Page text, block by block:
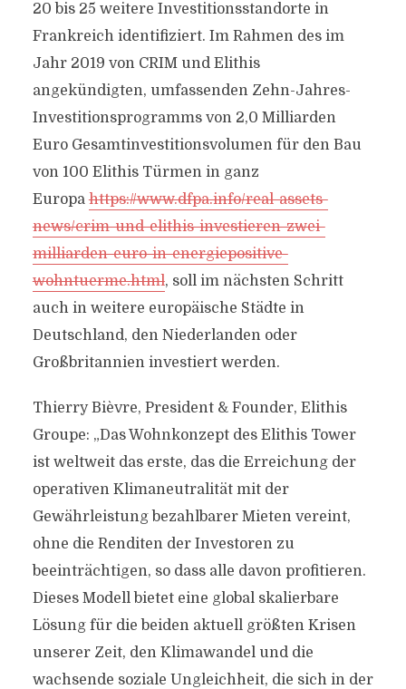
20 bis 25 weitere Investitionsstandorte in
Frankreich identifiziert. Im Rahmen des im
Jahr 2019 von CRIM und Elithis
angekündigten, umfassenden Zehn-Jahres-
Investitionsprogramms von 2,0 Milliarden
Euro Gesamtinvestitionsvolumen für den Bau
von 100 Elithis Türmen in ganz
Europahttps://www.dfpa.info/real-assets-
news/crim-und-elithis-investieren-zwei-
milliarden-euro-in-energiepositive-
wohntuerme.html, soll im nächsten Schritt
auch in weitere europäische Städte in
Deutschland, den Niederlanden oder
Großbritannien investiert werden.
Thierry Bièvre, President & Founder, Elithis
Groupe: „Das Wohnkonzept des Elithis Tower
ist weltweit das erste, das die Erreichung der
operativen Klimaneutralität mit der
Gewährleistung bezahlbarer Mieten vereint,
ohne die Renditen der Investoren zu
beeinträchtigen, so dass alle davon profitieren.
Dieses Modell bietet eine global skalierbare
Lösung für die beiden aktuell größten Krisen
unserer Zeit, den Klimawandel und die
wachsende soziale Ungleichheit, die sich in der